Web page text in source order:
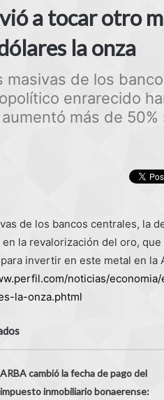
a tocar otro
la onza
masivas de los
enrarecido
más de 50%
de los bancos centrales, la
la revalorización del oro,
invertir en este metal en
noticias/
la-onza.phtml
ARBA cambió la fecha de pago del
impuesto inmobiliario bonaerense: